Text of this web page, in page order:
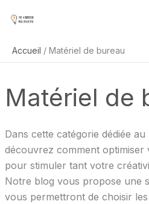
Accueil
Matériel de bureau
Matériel de
Dans cette catégorie dédiée
découvrez comment optimiser
pour stimuler tant votre
Notre blog vous propose une
vous permettront de choisir
e
r
c